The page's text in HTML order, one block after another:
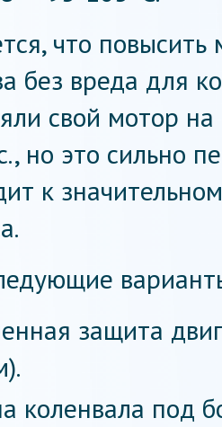
что
без вреда для
свой мотор
но это сильно
к
защита
коленвала под